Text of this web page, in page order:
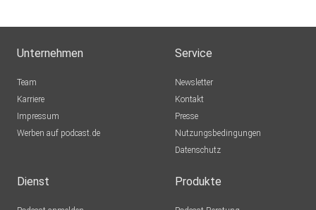
Unternehmen
Team
Karriere
Impressum
Werben auf podcast.de
Service
Newsletter
Kontakt
Presse
Nutzungsbedingungen
Datenschutz
Dienst Produkte